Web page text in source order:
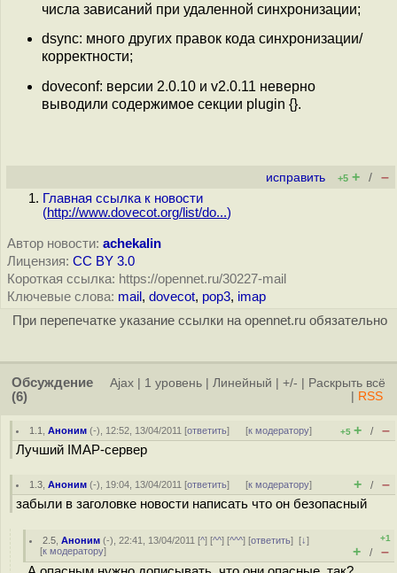
числа зависаний при удаленной синхронизации;
dsync: много других правок кода синхронизации/
корректности;
doveconf: версии 2.0.10 и v2.0.11 неверно
выводили содержимое секции plugin {}.
исправить +5 + / –
Главная ссылка к новости
(http://www.dovecot.org/list/do...)
Автор новости: achekalin
Лицензия: CC BY 3.0
Короткая ссылка: https://opennet.ru/30227-mail
Ключевые слова: mail , dovecot, pop3, imap
При перепечатке указание ссылки на opennet.ru обязательно
Обсуждение
(6)
Ajax 1 уровень Линейный +/-
Раскрыть всё
RSS
1.1 ,Аноним (-), 12:52, 13/04/2011 [ответить] [к модератору] +5 + / –
Лучший IMAP-сервер
1.3 ,Аноним (-), 19:04, 13/04/2011 [ответить] [к модератору] + / –
забыли в заголовке новости написать что он безопасный
2.5 ,Аноним (-), 22:41, 13/04/2011 [^] [^^] [^^^] [ответить][↓]
[к модератору]
+1
+ / –